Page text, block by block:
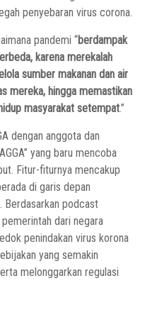
penyebaran virus corona.
pandemi “berdampak
karena merekalah
sumber makanan dan air
mereka, hingga memastikan
masyarakat setempat.”
dengan anggota dan
yang baru mencoba
Fitur-fiturnya mencakup
di garis depan
Berdasarkan podcast
dari negara
penindakan virus korona
yang semakin
melonggarkan regulasi